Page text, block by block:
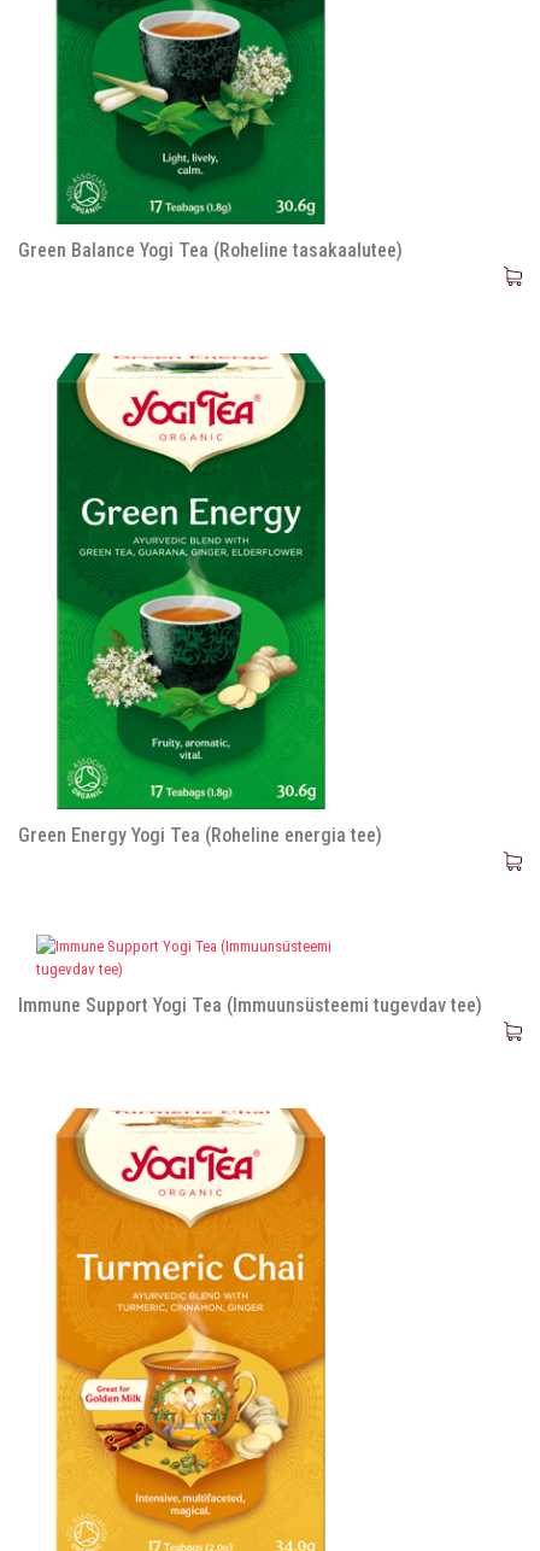
Green Balance Yogi Tea (Roheline tasakaalutee)
Green Energy Yogi Tea (Roheline energia tee)
Immune Support Yogi Tea (Immuunsüsteemi tugevdav tee)